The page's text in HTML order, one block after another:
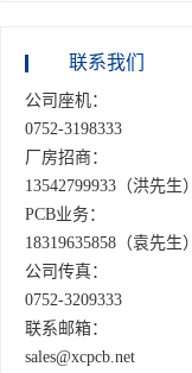
联系我们
公司座机：
0752-3198333
厂房招商：
13542799933（洪先生）
PCB业务：
18319635858（袁先生）
公司传真：
0752-3209333
联系邮箱：
sales@xcpcb.net